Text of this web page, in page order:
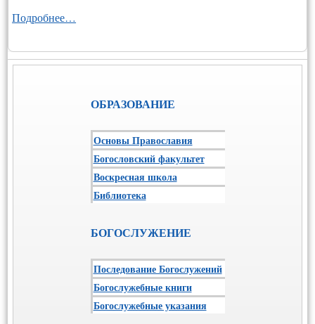
Подробнее…
ОБРАЗОВАНИЕ
Основы Православия
Богословский факультет
Воскресная школа
Библиотека
БОГОСЛУЖЕНИЕ
Последование Богослужений
Богослужебные книги
Богослужебные указания